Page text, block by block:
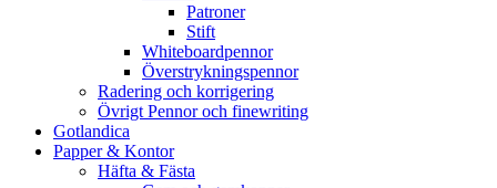
Patroner
Stift
Whiteboardpennor
Överstrykningspennor
Radering och korrigering
Övrigt Pennor och finewriting
Gotlandica
Papper & Kontor
Häfta & Fästa